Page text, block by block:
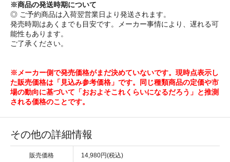
※商品の発送時期について
◎ ご予約商品は入荷翌営業日より発送されます。
発売時期はあくまでも目安です。メーカー事情により、遅れる可
能性もあります。
ご了承ください。
※メーカー側で発売価格がまだ決めていないです。現時点表示し
た販売価格は「見込み参考価格」です。同じ種類商品の定価や市
場の動向に基づいて「おおよそこれくらいになるだろう」と推測
される価格のことです。
その他の詳細情報
販売価格 14,980円(税込)